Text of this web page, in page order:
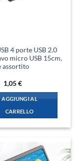
4 porte USB 2.0
micro USB 15cm,
assortito
Il
prezzo
originale
era:
1,19 €.
1,05€Il
attuale
è:
1,05 €.
AGGIUNGI AL
CARRELLO